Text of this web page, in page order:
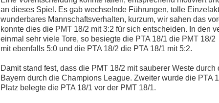
an dieses Spiel. Es gab wechselnde Führungen, tolle
wunderbares Mannschaftsverhalten, kurzum, wir sahen das
konnte dies die PMT 18/2 mit 3:2 für sich entscheiden. In den
einmal sehr viele Tore, so besiegte die PTA 18/1 die PMT 18/
mit ebenfalls 5:0 und die PTA 18/2 die PTA 18/1 mit 5:2.
Damit stand fest, dass die PMT 18/2 mit sauberer Weste
Bayern durch die Champions League. Zweiter wurde die PTA
Platz belegte die PTA 18/1 vor der PMT 18/1.